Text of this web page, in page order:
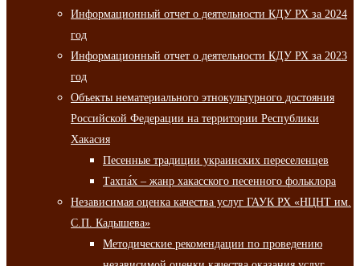
Информационный отчет о деятельности КДУ РХ за 2024
год
Информационный отчет о деятельности КДУ РХ за 2023
год
Объекты нематериального этнокультурного достояния
Российской Федерации на территории Республики
Хакасия
Песенные традиции украинских переселенцев
Тахпа́х – жанр хакасского песенного фольклора
Независимая оценка качества услуг ГАУК РХ «НЦНТ им.
С.П. Кадышева»
Методические рекомендации по проведению